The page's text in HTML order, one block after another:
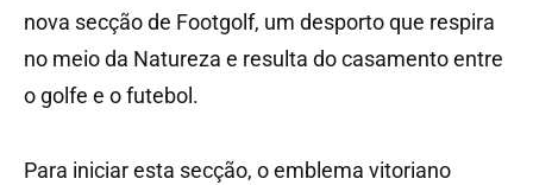
nova secção de Footgolf, um desporto que respira
no meio da Natureza e resulta do casamento entre
o golfe e o futebol.
Para iniciar esta secção, o emblema vitoriano